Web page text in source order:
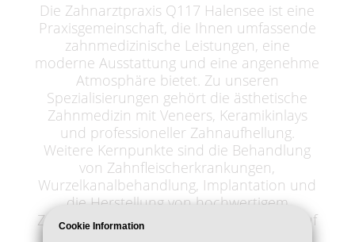
Cookie Information
Die Zahnarztpraxis Q117 Halensee ist eine
Praxisgemeinschaft, die Ihnen umfassende
zahnmedizinische Leistungen, eine
moderne Ausstattung und eine angenehme
Atmosphäre bietet. Zu unseren
Spezialisierungen gehört die ästhetische
Zahnmedizin mit Veneers, Keramikinlays
und professioneller Zahnaufhellung.
Weitere Kernpunkte sind die Behandlung
von Zahnfleischerkrankungen,
Wurzelkanalbehandlung, Implantation und
die Herstellung von hochwertigem
Zahnersatz. Besonderen Wert legen wir auf